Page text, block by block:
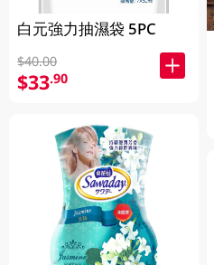
白元強力抽濕袋 5PC
$40.00
$33.90